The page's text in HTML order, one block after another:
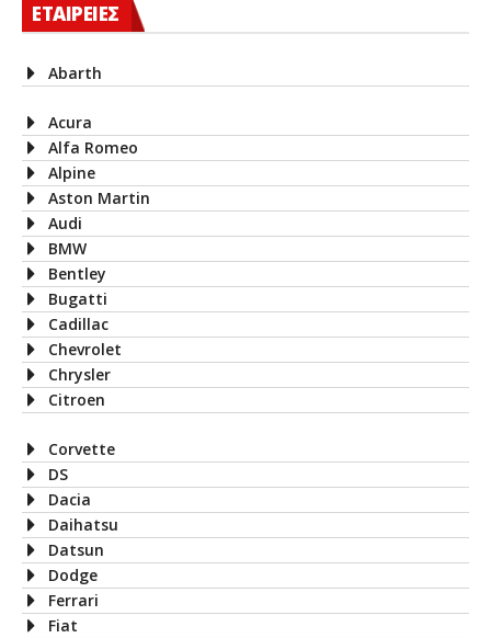
ΕΤΑΙΡΕΙΕΣ
Abarth
Acura
Alfa Romeo
Alpine
Aston Martin
Audi
BMW
Bentley
Bugatti
Cadillac
Chevrolet
Chrysler
Citroen
Corvette
DS
Dacia
Daihatsu
Datsun
Dodge
Ferrari
Fiat